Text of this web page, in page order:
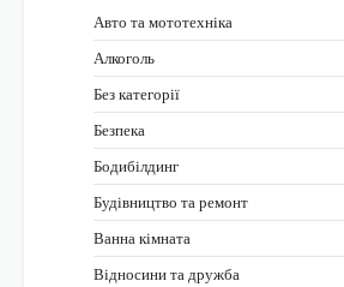
Авто та мототехніка
Алкоголь
Без категорії
Безпека
Бодибілдинг
Будівництво та ремонт
Ванна кімната
Відносини та дружба